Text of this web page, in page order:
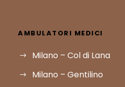
AMBULATORI MEDICI
Milano – Col di Lana
Milano – Gentilino